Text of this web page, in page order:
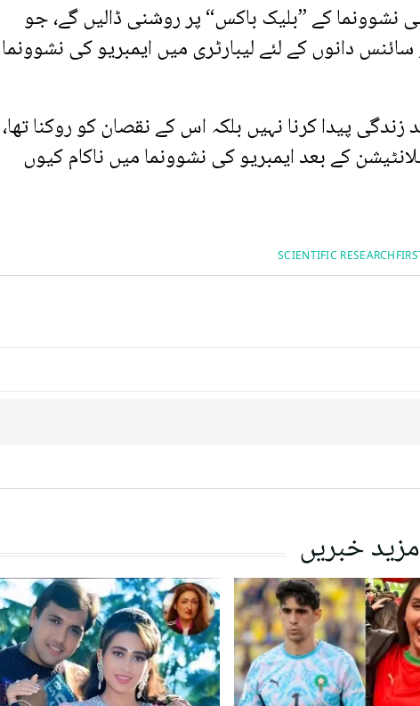
نشوونما کے ”بلیک باکس“ پر روشنی ڈالیں گے، جو
ہے، جو سائنس دانوں کے لئے لیبارٹری میں ایمبریو کی
پیدا کرنا نہیں بلکہ اس کے نقصان کو روکنا
کے بعد ایمبریو کی نشوونما میں ناکام کیوں
SCIENTIFIC RESEARCH
مزید خبریں